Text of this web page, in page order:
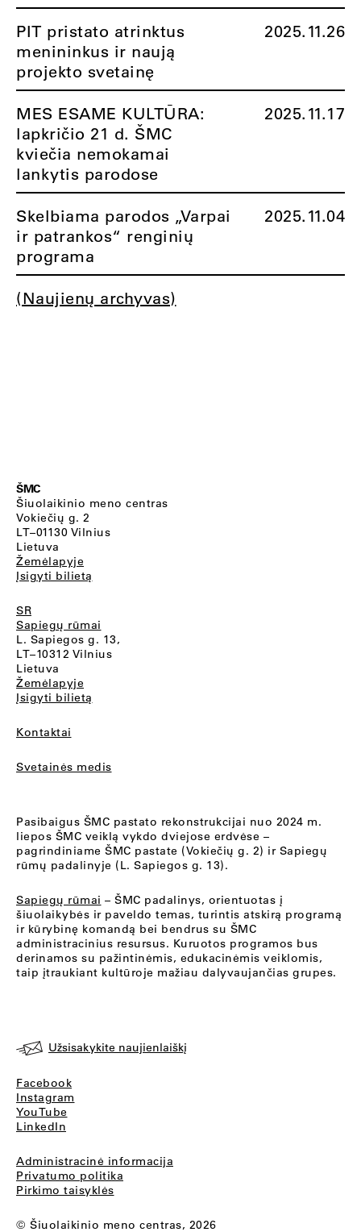
PIT pristato atrinktus
menininkus ir naują
projekto svetainę
2025.11.26
MES ESAME KULTŪRA:
lapkričio 21 d. ŠMC
kviečia nemokamai
lankytis parodose
2025.11.17
Skelbiama parodos „Varpai
ir patrankos“ renginių
programa
2025.11.04
(Naujienų archyvas)
ŠMC
Šiuolaikinio meno centras
Vokiečių g. 2
LT–01130 Vilnius
Lietuva
Žemėlapyje
Įsigyti bilietą
SR
Sapiegų rūmai
L. Sapiegos g. 13,
LT–10312 Vilnius
Lietuva
Žemėlapyje
Įsigyti bilietą
Kontaktai
Svetainės medis
Pasibaigus ŠMC pastato rekonstrukcijai nuo 2024 m.
liepos ŠMC veiklą vykdo dviejose erdvėse –
pagrindiniame ŠMC pastate (Vokiečių g. 2) ir Sapiegų
rūmų padalinyje (L. Sapiegos g. 13).
Sapiegų rūmai – ŠMC padalinys, orientuotas į
šiuolaikybės ir paveldo temas, turintis atskirą programą
ir kūrybinę komandą bei bendrus su ŠMC
administracinius resursus. Kuruotos programos bus
derinamos su pažintinėmis, edukacinėmis veiklomis,
taip įtraukiant kultūroje mažiau dalyvaujančias grupes.
Užsisakykite naujienlaiškį
Facebook
Instagram
YouTube
LinkedIn
Administracinė informacija
Privatumo politika
Pirkimo taisyklės
© Šiuolaikinio meno centras, 2026